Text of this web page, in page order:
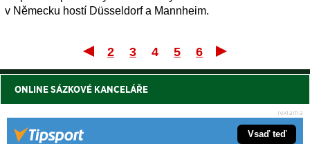
v Německu hostí Düsseldorf a Mannheim.
První
2 3 4 5 6
ONLINE SÁZKOVÉ KANCELÁŘE
Vsaď teď